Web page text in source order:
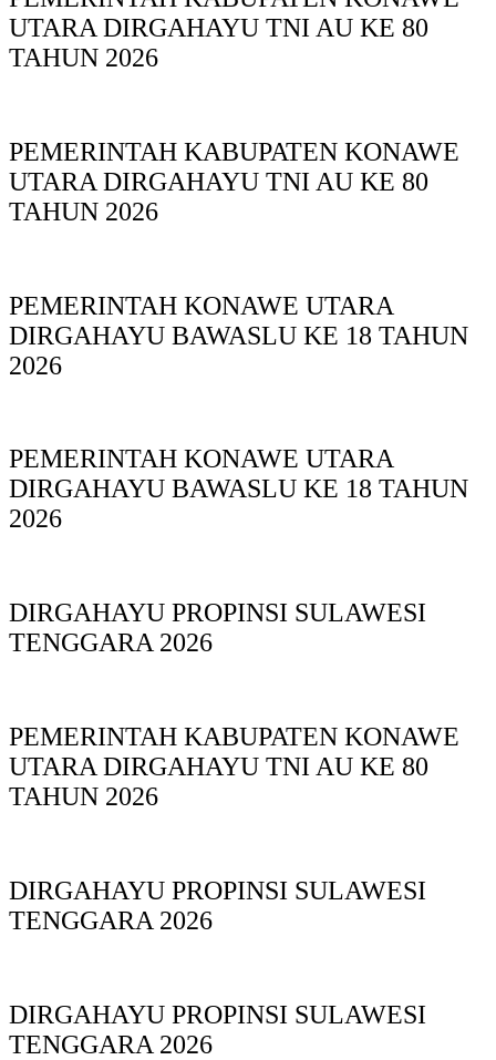
UTARA DIRGAHAYU TNI AU KE 80
TAHUN 2026
PEMERINTAH KABUPATEN KONAWE
UTARA DIRGAHAYU TNI AU KE 80
TAHUN 2026
PEMERINTAH KONAWE UTARA
DIRGAHAYU BAWASLU KE 18 TAHUN
2026
PEMERINTAH KONAWE UTARA
DIRGAHAYU BAWASLU KE 18 TAHUN
2026
DIRGAHAYU PROPINSI SULAWESI
TENGGARA 2026
PEMERINTAH KABUPATEN KONAWE
UTARA DIRGAHAYU TNI AU KE 80
TAHUN 2026
DIRGAHAYU PROPINSI SULAWESI
TENGGARA 2026
DIRGAHAYU PROPINSI SULAWESI
TENGGARA 2026